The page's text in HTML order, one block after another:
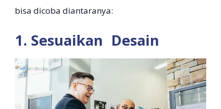
bisa dicoba diantaranya:
1. Sesuaikan Desain